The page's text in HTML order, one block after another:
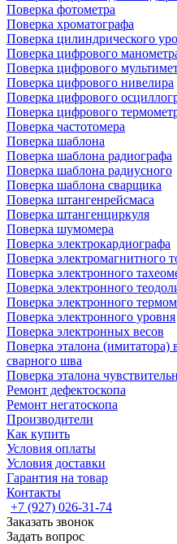
Поверка фотометра
Поверка хроматографа
Поверка цилиндрического
Поверка цифрового
Поверка цифрового
Поверка цифрового нивелира
Поверка цифрового
Поверка цифрового
Поверка частотомера
Поверка шаблона
Поверка шаблона радиографа
Поверка шаблона радиусного
Поверка шаблона сварщика
Поверка штангенрейсмаса
Поверка штангенциркуля
Поверка шумомера
Поверка электрокардиографа
Поверка электромагнитного
Поверка электронного
Поверка электронного
Поверка электронного
Поверка электронного уровня
Поверка электронных весов
Поверка эталона (имитатора)
сварного шва
Поверка эталона
Ремонт дефектоскопа
Ремонт негатоскопа
Производители
Как купить
Условия оплаты
Условия доставки
Гарантия на товар
Контакты
+7 (927) 026-31-74
Заказать звонок
Задать вопрос